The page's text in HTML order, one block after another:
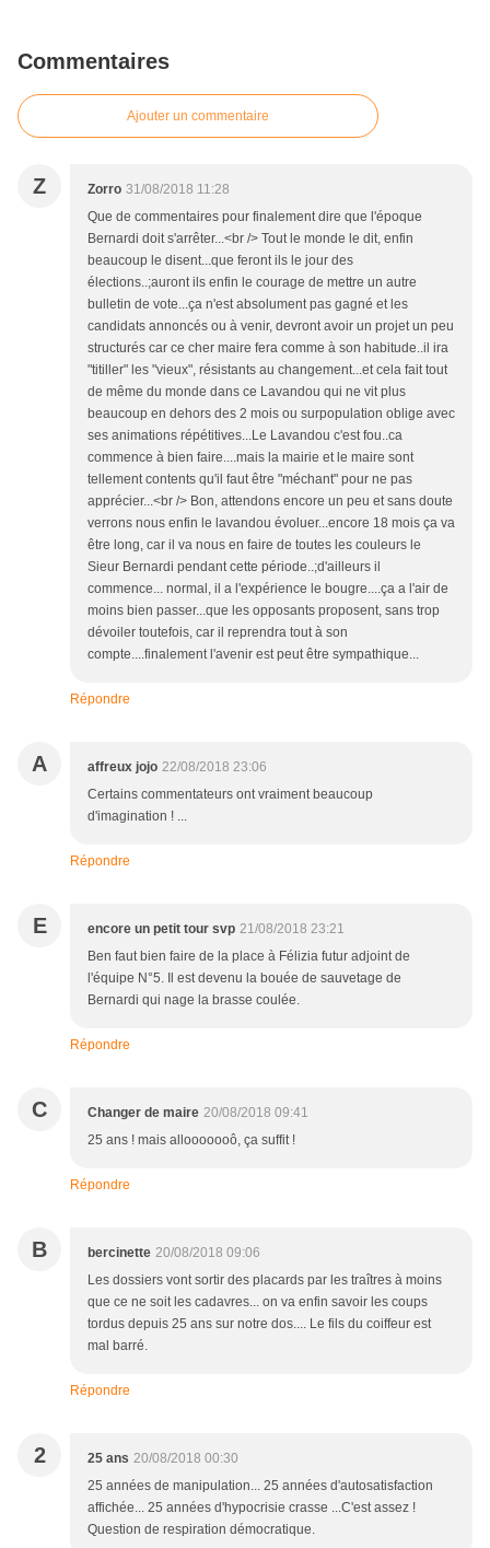
Commentaires
Ajouter un commentaire
Z Zorro 31/08/2018 11:28
Que de commentaires pour finalement dire que l'époque
Bernardi doit s'arrêter...<br /> Tout le monde le dit, enfin
beaucoup le disent...que feront ils le jour des
élections..;auront ils enfin le courage de mettre un autre
bulletin de vote...ça n'est absolument pas gagné et les
candidats annoncés ou à venir, devront avoir un projet un peu
structurés car ce cher maire fera comme à son habitude..il ira
"titiller" les "vieux", résistants au changement...et cela fait tout
de même du monde dans ce Lavandou qui ne vit plus
beaucoup en dehors des 2 mois ou surpopulation oblige avec
ses animations répétitives...Le Lavandou c'est fou..ca
commence à bien faire....mais la mairie et le maire sont
tellement contents qu'il faut être "méchant" pour ne pas
apprécier...<br /> Bon, attendons encore un peu et sans doute
verrons nous enfin le lavandou évoluer...encore 18 mois ça va
être long, car il va nous en faire de toutes les couleurs le
Sieur Bernardi pendant cette période..;d'ailleurs il
commence... normal, il a l'expérience le bougre....ça a l'air de
moins bien passer...que les opposants proposent, sans trop
dévoiler toutefois, car il reprendra tout à son
compte....finalement l'avenir est peut être sympathique...
Répondre
A affreux jojo 22/08/2018 23:06
Certains commentateurs ont vraiment beaucoup
d'imagination ! ...
Répondre
E encore un petit tour svp 21/08/2018 23:21
Ben faut bien faire de la place à Félizia futur adjoint de
l'équipe N°5. Il est devenu la bouée de sauvetage de
Bernardi qui nage la brasse coulée.
Répondre
C Changer de maire 20/08/2018 09:41
25 ans ! mais allooooooô, ça suffit !
Répondre
B bercinette 20/08/2018 09:06
Les dossiers vont sortir des placards par les traîtres à moins
que ce ne soit les cadavres... on va enfin savoir les coups
tordus depuis 25 ans sur notre dos.... Le fils du coiffeur est
mal barré.
Répondre
2 25 ans 20/08/2018 00:30
25 années de manipulation... 25 années d'autosatisfaction
affichée... 25 années d'hypocrisie crasse ...C'est assez !
Question de respiration démocratique.